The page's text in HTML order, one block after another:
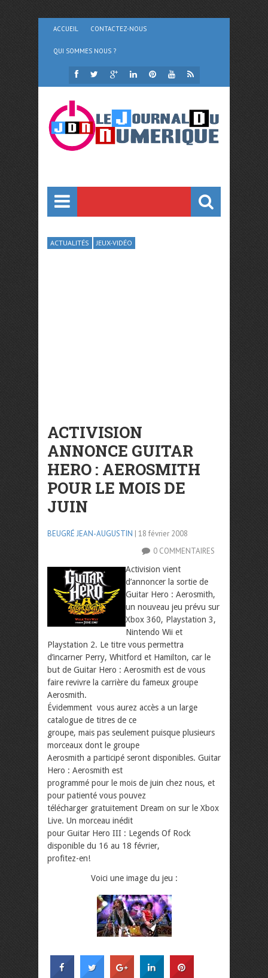
ACCUEIL CONTACTEZ-NOUS
QUI SOMMES NOUS ?
ACTUALITÉS JEUX-VIDÉO
ACTIVISION
ANNONCE GUITAR
HERO : AEROSMITH
POUR LE MOIS DE
JUIN
BEUGRÉ JEAN-AUGUSTIN | 18 février 2008
0 COMMENTAIRES
Activision vient
d’annoncer la sortie de
Guitar Hero : Aerosmith,
un nouveau jeu prévu sur
Xbox 360, Playstation 3,
Nintendo Wii et
Playstation 2. Le titre vous permettra
d’incarner Perry, Whitford et Hamilton, car le
but de Guitar Hero : Aerosmith est de vous
faire revivre la carrière du fameux groupe
Aerosmith.
Évidemment vous aurez accès a un large
catalogue de titres de ce
groupe, mais pas seulement puisque plusieurs
morceaux dont le groupe
Aerosmith a participé seront disponibles. Guitar
Hero : Aerosmith est
programmé pour le mois de juin chez nous, et
pour patienté vous pouvez
télécharger gratuitement Dream on sur le Xbox
Live. Un morceau inédit
pour Guitar Hero III : Legends Of Rock
disponible du 16 au 18 février,
profitez-en!
Voici une image du jeu :